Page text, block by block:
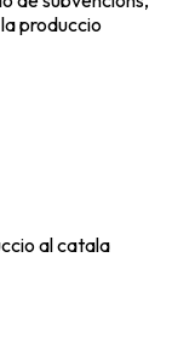
produccio
al catala